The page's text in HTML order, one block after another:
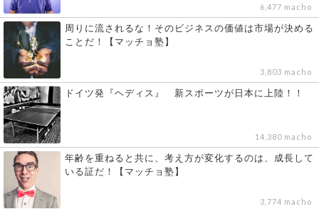
6,477 macho
周りに流されるな！そのビジネスの価値は市場が決める
ことだ！【マッチョ塾】
3,803 macho
ドイツ発『ヘディス』 新スポーツが日本に上陸！！
14,380 macho
年齢を重ねると共に、考え方が変化するのは、成長して
いる証だ！【マッチョ塾】
3,774 macho